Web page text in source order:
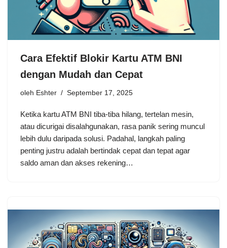
Cara Efektif Blokir Kartu ATM BNI
dengan Mudah dan Cepat
oleh Eshter September 17, 2025
Ketika kartu ATM BNI tiba-tiba hilang, tertelan mesin,
atau dicurigai disalahgunakan, rasa panik sering muncul
lebih dulu daripada solusi. Padahal, langkah paling
penting justru adalah bertindak cepat dan tepat agar
saldo aman dan akses rekening…